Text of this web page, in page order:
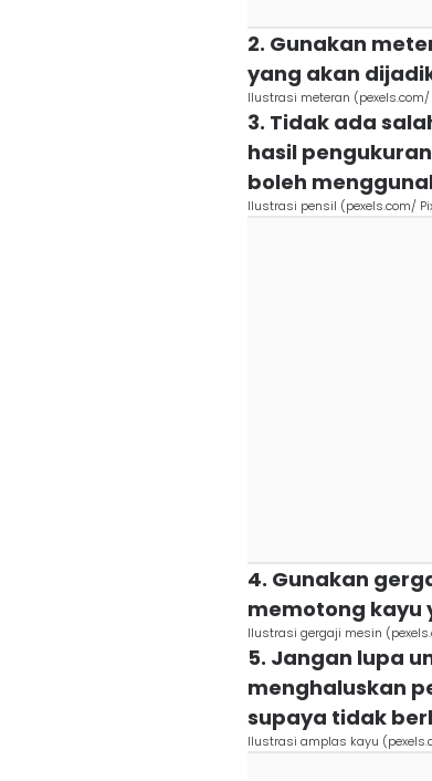
2. Gunakan
yang akan
Ilustrasi meteran (pexels.com/
3. Tidak ada
hasil
boleh
Ilustrasi pensil (pexels.com/
4. Gunakan
memotong kayu
Ilustrasi gergaji mesin
5. Jangan lupa
menghaluskan
supaya tidak
Ilustrasi amplas kayu